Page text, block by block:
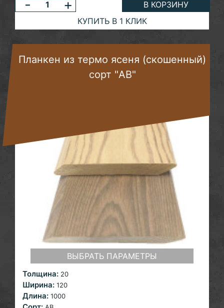
- +
В КОРЗИНУ
КУПИТЬ В 1 КЛИК
Планкен из термо ясеня (скошенный)
сорт "AB"
ВЫБРАТЬ ПАРАМЕТРЫ
Толщина: 20
Ширина: 120
Длина: 1000